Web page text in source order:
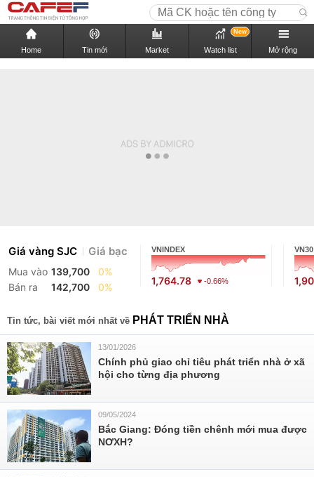
Home Tin mới Market Watch list
New
Mở rộng
Giá vàng SJC Giá bạc
Mua vào 139,700
0%
Bán ra
142,700 0%
VNINDEX
1,764.78 -0.66%
VN30
Tin tức, bài viết mới nhất về PHÁT TRIỂN NHÀ
13/01/2026
Chính phủ giao chỉ tiêu phát triển nhà ở xã
hội cho từng địa phương
09/05/2024
Bắc Giang: Đóng tiền chênh mới mua được
NƠXH?